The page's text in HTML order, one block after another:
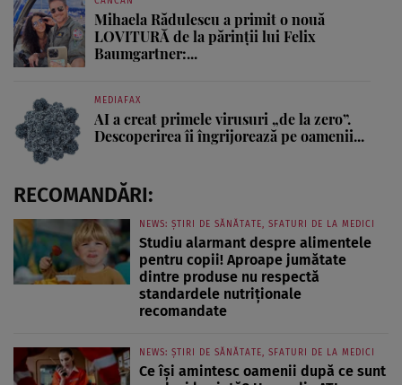
Mihaela Rădulescu a primit o nouă
LOVITURĂ de la părinții lui Felix
Baumgartner:...
MEDIAFAX
AI a creat primele virusuri „de la zero”.
Descoperirea îi îngrijorează pe oamenii...
RECOMANDĂRI:
NEWS: ȘTIRI DE SĂNĂTATE, SFATURI DE LA MEDICI
Studiu alarmant despre alimentele
pentru copii! Aproape jumătate
dintre produse nu respectă
standardele nutriționale
recomandate
NEWS: ȘTIRI DE SĂNĂTATE, SFATURI DE LA MEDICI
Ce își amintesc oamenii după ce sunt